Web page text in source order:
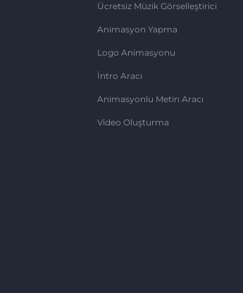
Ücretsiz Müzik Görselleştirici
Animasyon Yapma
Logo Animasyonu
İntro Aracı
Animasyonlu Metin Aracı
Video Oluşturma